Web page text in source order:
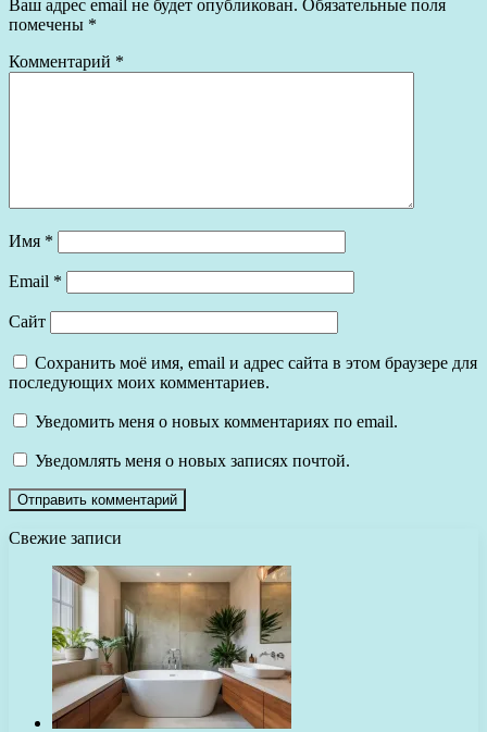
Ваш адрес email не будет опубликован. Обязательные поля
помечены *
Комментарий *
Имя *
Email *
Сайт
Сохранить моё имя, email и адрес сайта в этом браузере для
последующих моих комментариев.
Уведомить меня о новых комментариях по email.
Уведомлять меня о новых записях почтой.
Свежие записи